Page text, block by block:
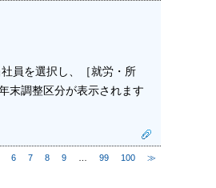
員を選択し、［就労・所
末調整区分が表示されます
6 7 8 9 99 100 ≫